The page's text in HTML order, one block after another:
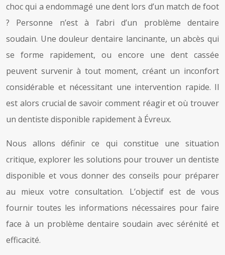
choc qui a endommagé une dent lors d’un match de foot
? Personne n’est à l’abri d’un problème dentaire
soudain. Une douleur dentaire lancinante, un abcès qui
se forme rapidement, ou encore une dent cassée
peuvent survenir à tout moment, créant un inconfort
considérable et nécessitant une intervention rapide. Il
est alors crucial de savoir comment réagir et où trouver
un dentiste disponible rapidement à Évreux.
Nous allons définir ce qui constitue une situation
critique, explorer les solutions pour trouver un dentiste
disponible et vous donner des conseils pour préparer
au mieux votre consultation. L’objectif est de vous
fournir toutes les informations nécessaires pour faire
face à un problème dentaire soudain avec sérénité et
efficacité.